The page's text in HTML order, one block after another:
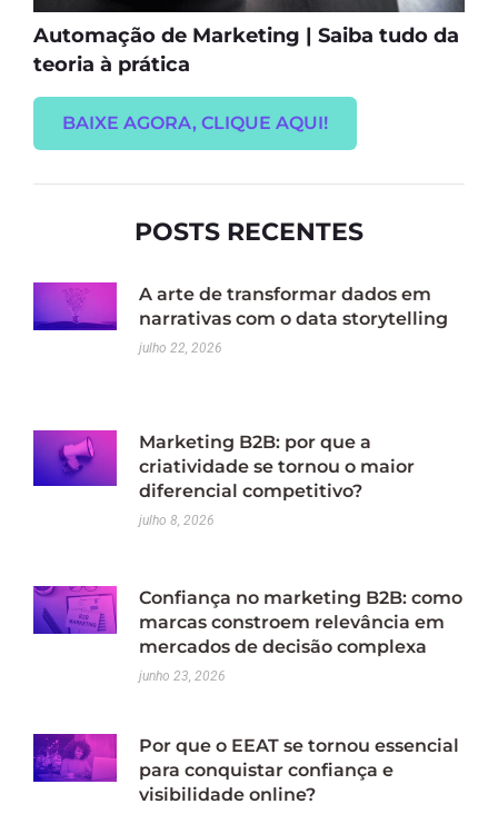
Automação de Marketing | Saiba tudo da
teoria à prática
BAIXE AGORA, CLIQUE AQUI!
POSTS RECENTES
A arte de transformar dados em
narrativas com o data storytelling
julho 22, 2026
Marketing B2B: por que a
criatividade se tornou o maior
diferencial competitivo?
julho 8, 2026
Confiança no marketing B2B: como
marcas constroem relevância em
mercados de decisão complexa
junho 23, 2026
Por que o EEAT se tornou essencial
para conquistar confiança e
visibilidade online?